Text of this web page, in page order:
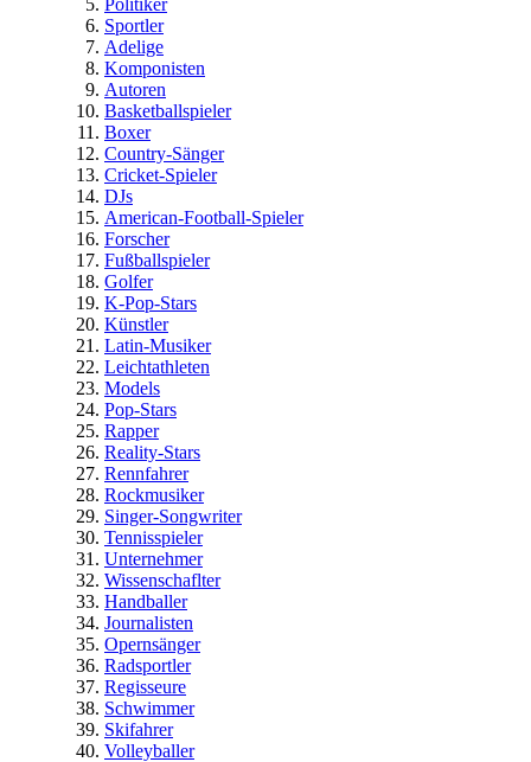
Politiker
Sportler
Adelige
Komponisten
Autoren
Basketballspieler
Boxer
Country-Sänger
Cricket-Spieler
DJs
American-Football-Spieler
Forscher
Fußballspieler
Golfer
K-Pop-Stars
Künstler
Latin-Musiker
Leichtathleten
Models
Pop-Stars
Rapper
Reality-Stars
Rennfahrer
Rockmusiker
Singer-Songwriter
Tennisspieler
Unternehmer
Wissenschaflter
Handballer
Journalisten
Opernsänger
Radsportler
Regisseure
Schwimmer
Skifahrer
Volleyballer